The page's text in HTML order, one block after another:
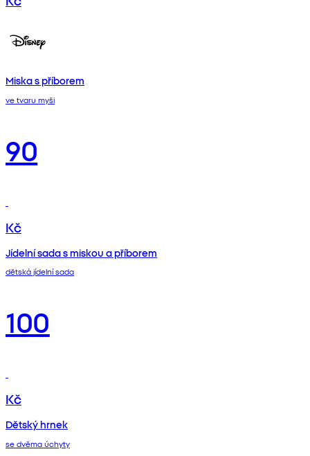
Miska s příborem
ve tvaru myši
90
Kč
Jídelní sada s miskou a příborem
dětská jídelní sada
100
Kč
Dětský hrnek
se dvěma úchyty